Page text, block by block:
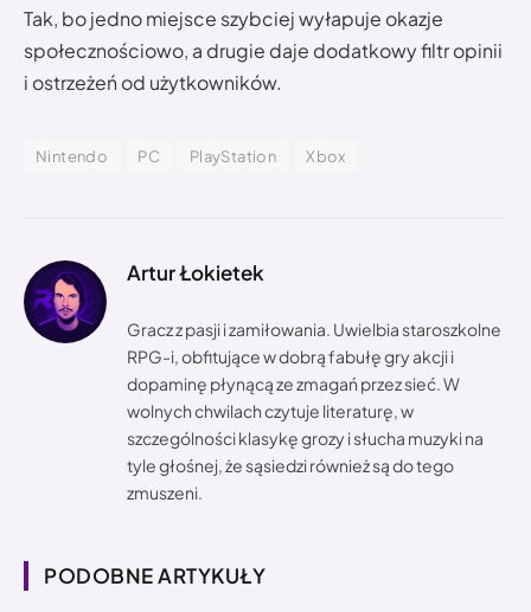
Tak, bo jedno miejsce szybciej wyłapuje okazje
społecznościowo, a drugie daje dodatkowy filtr opinii
i ostrzeżeń od użytkowników.
Nintendo PC PlayStation Xbox
Artur Łokietek
Gracz z pasji i zamiłowania. Uwielbia staroszkolne
RPG-i, obfitujące w dobrą fabułę gry akcji i
dopaminę płynącą ze zmagań przez sieć. W
wolnych chwilach czytuje literaturę, w
szczególności klasykę grozy i słucha muzyki na
tyle głośnej, że sąsiedzi również są do tego
zmuszeni.
PODOBNE ARTYKUŁY